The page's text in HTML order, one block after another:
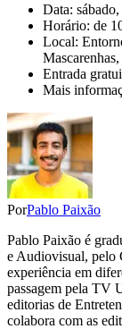
Data:
Horário: de
Local:
Entrada
Mais
PorPablo Paixão
Pablo Paixão é
e Audiovisual,
experiência em
passagem pela TV
editorias de
colabora com as